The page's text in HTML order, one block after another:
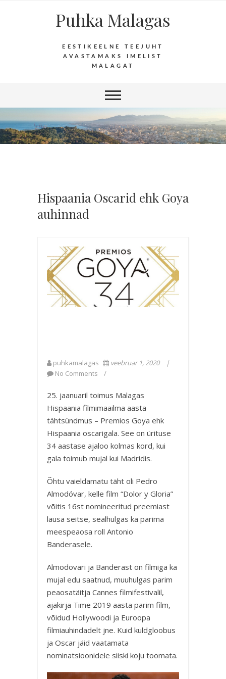
Puhka Malagas
EESTIKEELNE TEEJUHT
AVASTAMAKS IMELIST
MALAGAT
Hispaania Oscarid ehk Goya
auhinnad
puhkamalagas
veebruar 1, 2020
No Comments
25. jaanuaril toimus Malagas
Hispaania filmimaailma aasta
tähtsündmus – Premios Goya ehk
Hispaania oscarigala. See on ürituse
34 aastase ajaloo kolmas kord, kui
gala toimub mujal kui Madridis.
Õhtu vaieldamatu täht oli Pedro
Almodóvar, kelle film “Dolor y Gloria”
võitis 16st nomineeritud preemiast
lausa seitse, sealhulgas ka parima
meespeaosa roll Antonio
Banderasele.
Almodovari ja Banderast on filmiga ka
mujal edu saatnud, muuhulgas parim
peaosatäitja Cannes filmifestivalil,
ajakirja Time 2019 aasta parim film,
võidud Hollywoodi ja Euroopa
filmiauhindadelt jne. Kuid kuldgloobus
ja Oscar jäid vaatamata
nominatsioonidele siiski koju toomata.